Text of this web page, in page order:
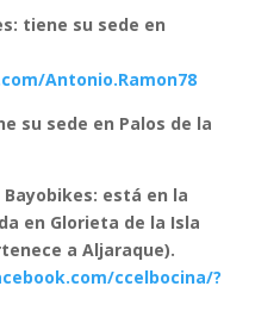
tiene su sede en
Antonio.Ramon78
su sede en Palos de la
Bayobikes: está en la
en Glorieta de la Isla
a Aljaraque).
ccelbocina/?